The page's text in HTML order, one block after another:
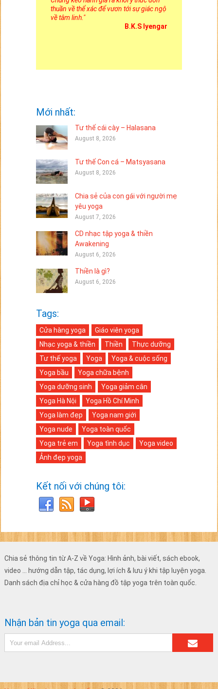
thuần về thể xác để vươn tới sự giác ngộ
về tâm linh."
B.K.S Iyengar
Mới nhất:
Tư thế cái cày – Halasana
August 8, 2026
Tư thế Con cá – Matsyasana
August 8, 2026
Chia sẻ của con gái với người mẹ
yêu yoga
August 7, 2026
CD nhạc tập yoga & thiền
Awakening
August 6, 2026
Thiền là gì?
August 6, 2026
Tags:
Cửa hàng yoga
Giáo viên yoga
Nhạc yoga & thiền
Thiền
Thực dưỡng
Tư thế yoga
Yoga
Yoga & cuộc sống
Yoga bầu
Yoga chữa bệnh
Yoga dưỡng sinh
Yoga giảm cân
Yoga Hà Nội
Yoga Hồ Chí Minh
Yoga làm đẹp
Yoga nam giới
Yoga nude
Yoga toàn quốc
Yoga trẻ em
Yoga tình dục
Yoga video
Ảnh đẹp yoga
Kết nối với chúng tôi:
Chia sẻ thông tin từ A-Z về Yoga: Hình ảnh, bài viết, sách ebook,
video ... hướng dẫn tập, tác dụng, lợi ích & lưu ý khi tập luyện yoga.
Danh sách địa chỉ học & cửa hàng đồ tập yoga trên toàn quốc.
Nhận bản tin yoga qua email: